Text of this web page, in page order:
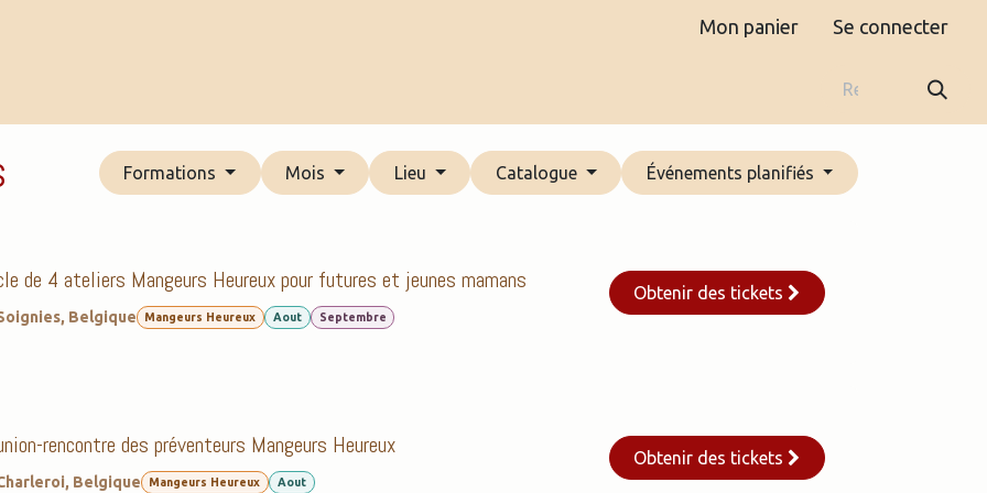
Mon panier Se connecter
Formations Mois Lieu Catalogue Événements planifiés
de 4 ateliers Mangeurs Heureux pour futures et jeunes mamans
, Belgique Mangeurs Heureux Aout Septembre
Obtenir des tickets
rencontre des préventeurs Mangeurs Heureux
, Belgique Mangeurs Heureux Aout
Obtenir des tickets